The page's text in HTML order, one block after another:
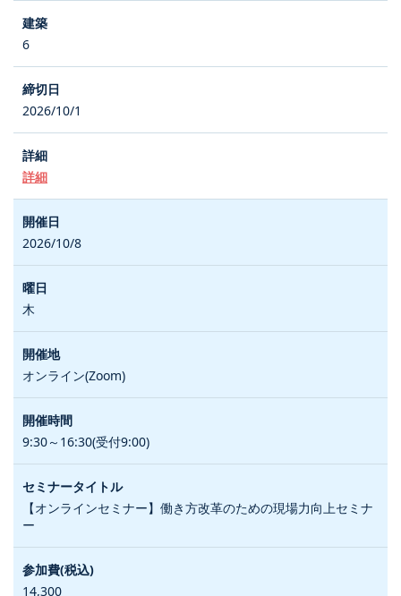
6
2026/10/1
詳細
2026/10/8
木
オンライン(Zoom)
9:30～16:30(受付9:00)
【オンラインセミナー】働き方改革のための現場力向上セミナ
ー
14,300